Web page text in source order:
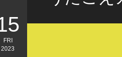
FRI
2023